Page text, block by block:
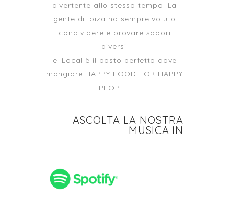
divertente allo stesso tempo. La
gente di Ibiza ha sempre voluto
condividere e provare sapori
diversi.
el Local è il posto perfetto dove
mangiare HAPPY FOOD FOR HAPPY
PEOPLE.
ASCOLTA LA NOSTRA
MUSICA IN